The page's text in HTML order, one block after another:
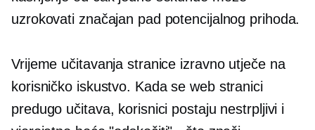
uzrokovati značajan pad potencijalnog prihoda.
Vrijeme učitavanja stranice izravno utječe na
korisničko iskustvo. Kada se web stranici
predugo učitava, korisnici postaju nestrpljivi i